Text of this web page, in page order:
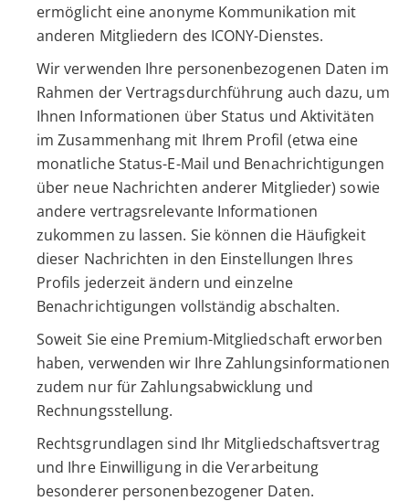
ermöglicht eine anonyme Kommunikation mit
anderen Mitgliedern des ICONY-Dienstes.
Wir verwenden Ihre personenbezogenen Daten im
Rahmen der Vertragsdurchführung auch dazu, um
Ihnen Informationen über Status und Aktivitäten
im Zusammenhang mit Ihrem Profil (etwa eine
monatliche Status-E-Mail und Benachrichtigungen
über neue Nachrichten anderer Mitglieder) sowie
andere vertragsrelevante Informationen
zukommen zu lassen. Sie können die Häufigkeit
dieser Nachrichten in den Einstellungen Ihres
Profils jederzeit ändern und einzelne
Benachrichtigungen vollständig abschalten.
Soweit Sie eine Premium-Mitgliedschaft erworben
haben, verwenden wir Ihre Zahlungsinformationen
zudem nur für Zahlungsabwicklung und
Rechnungsstellung.
Rechtsgrundlagen sind Ihr Mitgliedschaftsvertrag
und Ihre Einwilligung in die Verarbeitung
besonderer personenbezogener Daten.